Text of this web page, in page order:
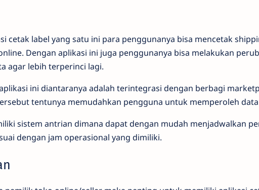
cetak label yang satu ini para penggunanya bisa mencetak
Dengan aplikasi ini juga penggunanya bisa melakukan
agar lebih terperinci lagi.
ini diantaranya adalah terintegrasi dengan berbagi
tentunya memudahkan pengguna untuk memperoleh
sistem antrian dimana dapat dengan mudah menjadwalkan
dengan jam operasional yang dimiliki.